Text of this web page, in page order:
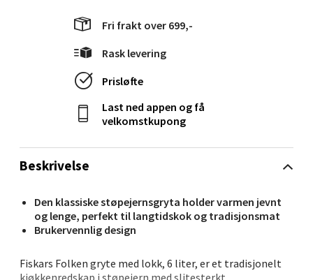
Beskrivelse
Den klassiske støpejernsgryta holder varmen jevnt
og lenge, perfekt til langtidskok og tradisjonsmat
Brukervennlig design
Fiskars Folken gryte med lokk, 6 liter, er et tradisjonelt
kjøkkenredskap i støpejern med slitesterkt
Fri frakt over 699,-
Rask levering
Prisløfte
Last ned appen og få
velkomstkupong
Narvik - Thon Senter Malmporten
Bolagsgata 1, 8514 Narvik
Åpent i dag 10-20
Bergen - Oasen Senter
Folke Bernadottes vei 52, 5147 Fyllingsdalen